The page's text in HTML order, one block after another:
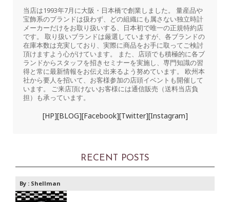
当店は1993年7月に大阪・日本橋で創業しました。 量産品や
宝飾系のブランドは扱わず、どの組織にも属さない独立時計
メーカーだけをお取り扱いする、日本初で唯一の正規特約店
です。 取り扱いブランドは厳選していますが、各ブランドの
在庫本数は充実しており、実際に商品をお手に取ってご検討
頂けますよう心がけています。 また、店頭でも積極的に各ブ
ランドからスタッフを招きセミナーを実施し、専門知識の習
得と常に最新情報をお伝え出来るよう努めています。 欧州本
社から要人を招いて、お客様参加の店頭イベントも開催して
います。 ご来店頂けないお客様には通信販売（送料当店負
担）も承っています。
[HP][BLOG][Facebook][Twitter][Instagram]
RECENT POSTS
By : Shellman